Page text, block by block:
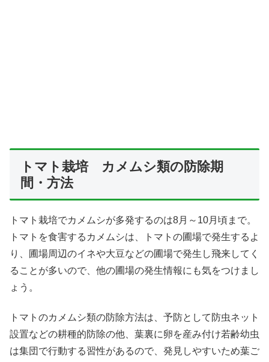
トマト栽培 カメムシ類の防除期
間・方法
トマト栽培でカメムシが多発するのは8月～10月頃まで。
トマトを食害するカメムシは、トマトの圃場で発生するよ
り、圃場周辺のイネや大豆などの圃場で発生し飛来してく
ることが多いので、他の圃場の発生情報にも気をつけまし
ょう。
トマトのカメムシ類の防除方法は、予防として防虫ネット
設置などの耕種的防除の他、葉裏に卵を産み付け若齢幼虫
は集団で行動する習性があるので、発見しやすいため葉ご